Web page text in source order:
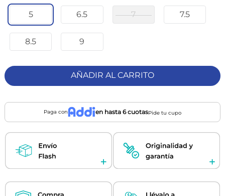
5 6.5 7 7.5
8.5 9
AÑADIR AL CARRITO
Paga con en hasta 6 cuotasPide tu cupo